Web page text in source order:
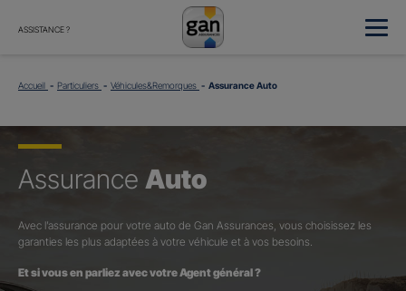
ASSISTANCE ?
Accueil Particuliers Véhicules&Remorques Assurance Auto
Assurance Auto
Avec l’assurance pour votre auto de Gan Assurances, vous choisissez les
garanties les plus adaptées à votre véhicule et à vos besoins.
Et si vous en parliez avec votre Agent général ?